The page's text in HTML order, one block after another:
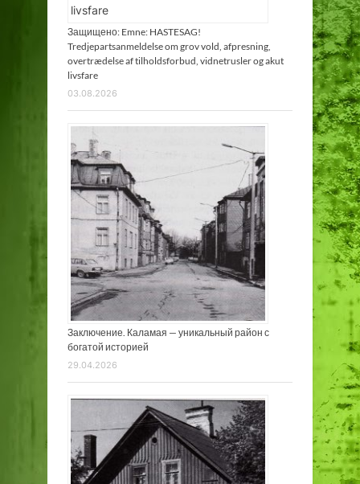
Защищено: Emne: HASTESAG!
Tredjepartsanmeldelse om grov vold, afpresning,
overtrædelse af tilholdsforbud, vidnetrusler og akut
livsfare
03.08.2026
Заключение. Каламая — уникальный район с
богатой историей
29.04.2026